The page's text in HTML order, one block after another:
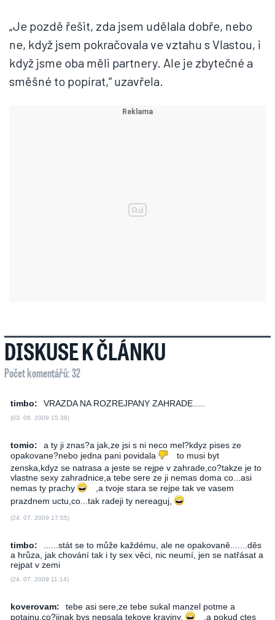
„Je pozdě řešit, zda jsem udělala dobře, nebo
ne, když jsem pokračovala ve vztahu s Vlastou, i
když jsme oba měli partnery. Ale je zbytečné a
směšné to popírat,“ uzavřela.
DISKUSE K ČLÁNKU
Počet komentářů: 32
timbo: VRAZDA NA ROZREJPANY ZAHRADE.....
(03. 08. 2009 15:38)
tomio:
a ty ji znas?a jak,ze jsi s ni neco mel?kdyz pises ze
opakovane?nebo jedna pani povidala
to musi byt
zenska,kdyz se natrasa a jeste se rejpe v zahrade,co?takze je to
vlastne sexy zahradnice,a tebe sere ze ji nemas doma co...asi
nemas ty prachy
,a tvoje stara se rejpe tak ve vasem
prazdnem uctu,co...tak radeji ty nereaguj,
(24. 07. 2009 17:55)
timbo:
......stát se to může každému, ale ne opakovaně.......děs
a hrůza, jak chování tak i ty sex věci, nic neumí, jen se natřásat a
rejpat v zemi
(24. 07. 2009 11:14)
koverovam:
tebe asi sere,ze tebe sukal manzel potme a
potajnu,co?jinak bys nepsala tekove kraviny,
,a pokud ctes